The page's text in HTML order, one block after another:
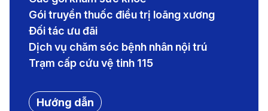
Gói truyền thuốc điều trị loãng xương
Đối tác ưu đãi
Dịch vụ chăm sóc bệnh nhân nội trú
Trạm cấp cứu vệ tinh 115
Hướng dẫn